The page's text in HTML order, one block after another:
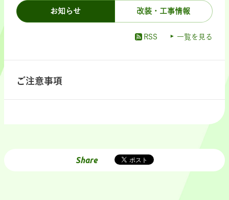
お知らせ 改装・工事情報
RSS 一覧を見る
ご注意事項
Share